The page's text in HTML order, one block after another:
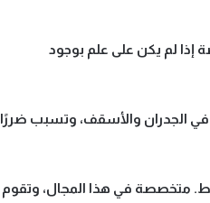
لم يكن على علم بوجود
في الجدران والأسقف، وتسبب ضررًا
متخصصة في هذا المجال، وتقوم